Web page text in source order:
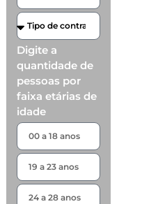
Digite a
quantidade de
pessoas por
faixa etárias de
idade